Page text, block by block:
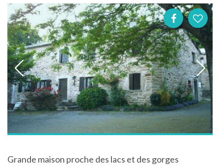
Grande maison proche des lacs et des gorges